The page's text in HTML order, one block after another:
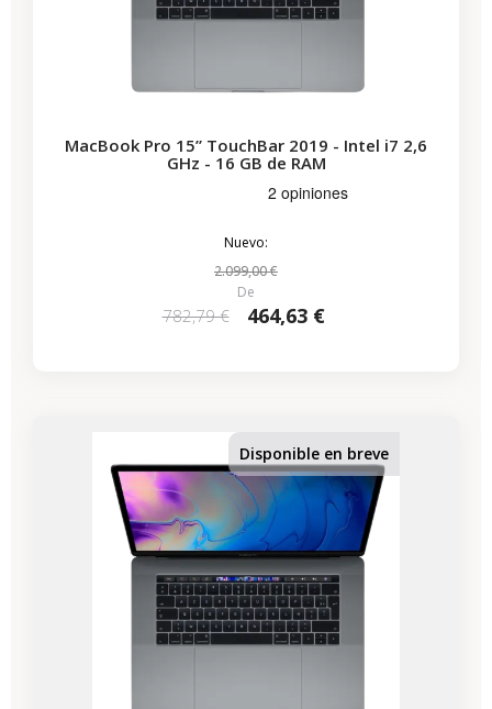
MacBook Pro 15” TouchBar 2019 - Intel i7 2,6
GHz - 16 GB de RAM
Nuevo:
2.099,00 €
De
782,79 € 464,63 €
Disponible en breve